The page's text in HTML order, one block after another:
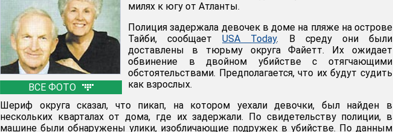
ВСЕ ФОТО
милях к югу от Атланты.
Полиция задержала девочек в доме на пляже на острове
Тайби, сообщаетUSA Today. В среду они были
доставлены в тюрьму округа Файетт. Их ожидает
обвинение в двойном убийстве с отягчающими
обстоятельствами. Предполагается, что их будут судить
как взрослых.
Шериф округа сказал, что пикап, на котором уехали девочки, был найден в
нескольких кварталах от дома, где их задержали. По свидетельству полиции, в
машине были обнаружены улики, изобличающие подружек в убийстве. По данным